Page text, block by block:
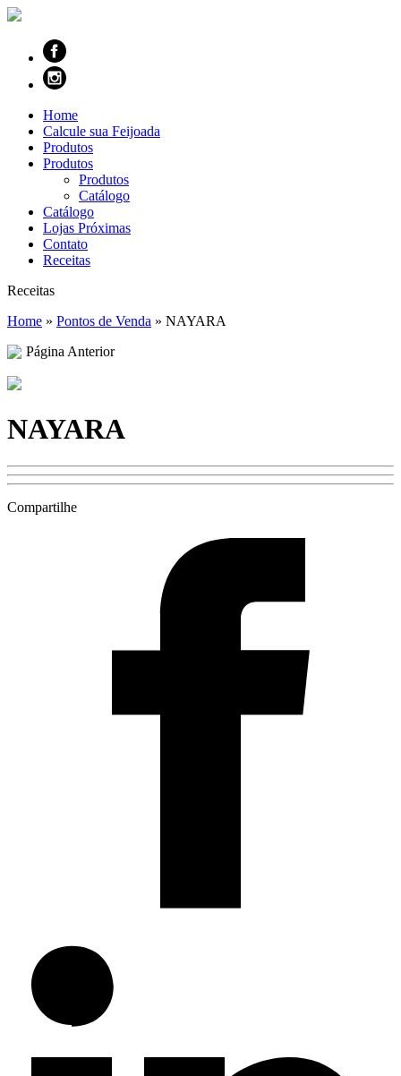
Home
Calcule sua Feijoada
Produtos
Produtos
Produtos
Catálogo
Catálogo
Lojas Próximas
Contato
Receitas
Receitas
Home » Pontos de Venda » NAYARA
Página Anterior
NAYARA
Compartilhe